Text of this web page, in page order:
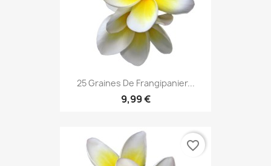
25 Graines De Frangipanier...
9,99 €
favorite_border